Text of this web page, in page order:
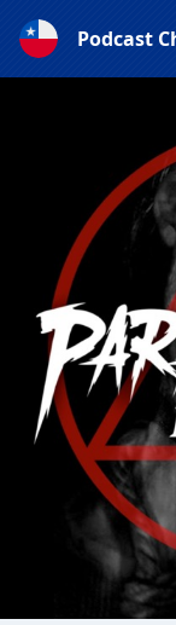
Podcast